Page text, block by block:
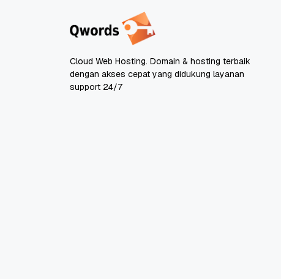
Cloud Web Hosting. Domain & hosting terbaik
dengan akses cepat yang didukung layanan
support 24/7